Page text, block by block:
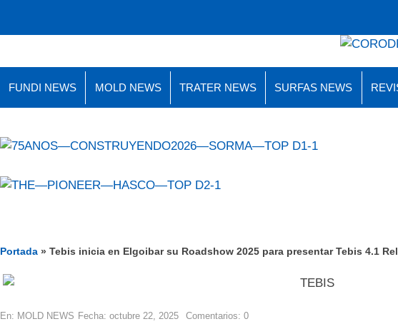
FUNDI NEWS MOLD NEWS TRATER NEWS SURFAS NEWS
Portada » Tebis inicia en Elgoibar su Roadshow 2025 para presentar Tebis 4.1
En: MOLD NEWS Fecha: octubre 22, 2025 Comentarios: 0